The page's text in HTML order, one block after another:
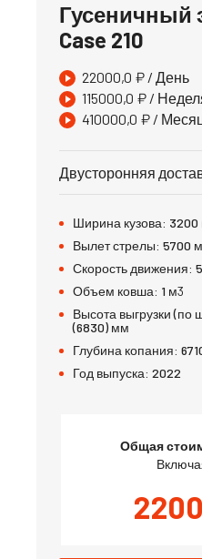
Гусеничный
Case 210
22000,0 ₽ / День
115000,0 ₽ /
410000,0 ₽ /
Двусторонняя
Ширина кузова: 3200
Вылет стрелы: 5700 м
Скорость движения:
Объем ковша: 1 м3
Высота выгрузки (по
(6830) мм
Глубина копания:
Год выпуска: 2022
Общая